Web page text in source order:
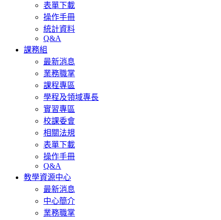
表單下載
操作手冊
統計資料
Q&A
課務組
最新消息
業務職掌
課程專區
學程及領域專長
實習專區
校課委會
相關法規
表單下載
操作手冊
Q&A
教學資源中心
最新消息
中心簡介
業務職掌